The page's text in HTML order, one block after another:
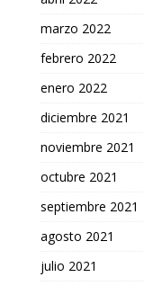
marzo 2022
febrero 2022
enero 2022
diciembre 2021
noviembre 2021
octubre 2021
septiembre 2021
agosto 2021
julio 2021